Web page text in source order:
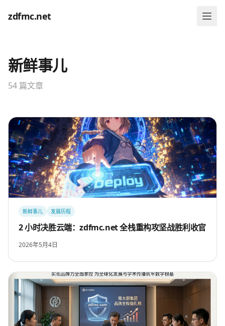
zdfmc.net
新鲜事儿
54 篇文章
新鲜事儿 发展历程
2 小时决胜云端：zdfmc.net 全栈重构攻坚战胜利收官
2026年5月4日